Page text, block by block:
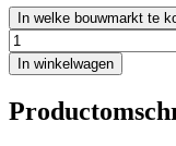
In welke bouwmarkt te
In winkelwagen